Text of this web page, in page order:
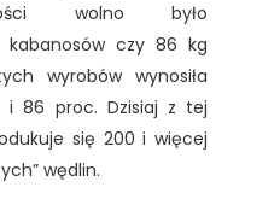
wolno było
kabanosów czy 86 kg
wyrobów wynosiła
i 86 proc. Dzisiaj z tej
się 200 i więcej
wędlin.